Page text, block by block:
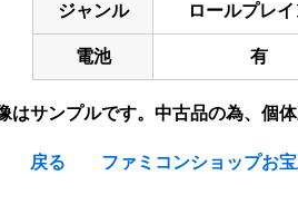
ジャンル ロールプレ
電池 有
はサンプルです。中古品の為、個体
戻る ファミコンショップお